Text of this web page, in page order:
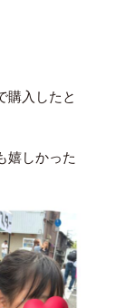
購入したと
嬉しかった